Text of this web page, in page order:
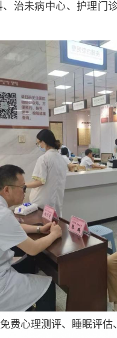
治未病中心、护理
费心理测评、睡眠评